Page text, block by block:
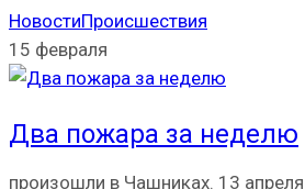
НовостиПроисшествия
15 февраля
Два пожара за неделю
произошли в Чашниках. 13